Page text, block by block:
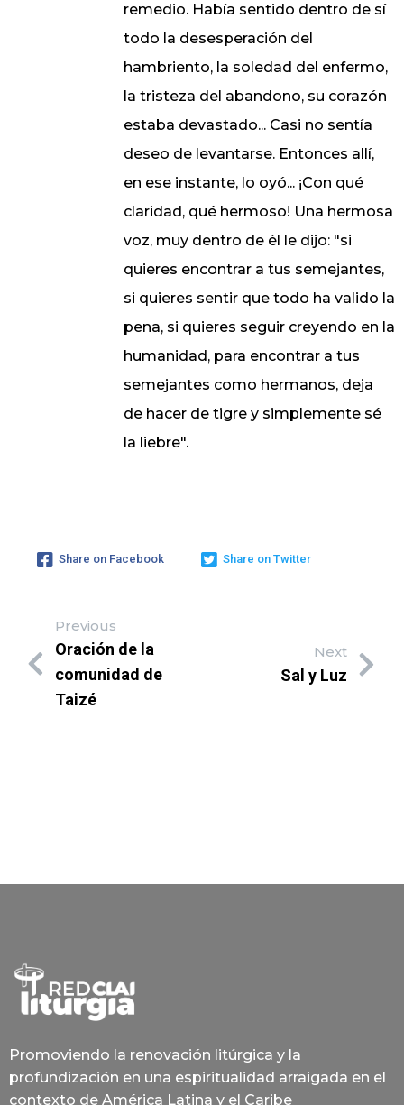
remedio. Había sentido dentro de sí
todo la desesperación del
hambriento, la soledad del enfermo,
la tristeza del abandono, su corazón
estaba devastado... Casi no sentía
deseo de levantarse. Entonces allí,
en ese instante, lo oyó... ¡Con qué
claridad, qué hermoso! Una hermosa
voz, muy dentro de él le dijo: "si
quieres encontrar a tus semejantes,
si quieres sentir que todo ha valido la
pena, si quieres seguir creyendo en la
humanidad, para encontrar a tus
semejantes como hermanos, deja
de hacer de tigre y simplemente sé
la liebre".
Share on Facebook Share on Twitter
Previous
Oración de la
comunidad de
Taizé
Next
Sal y Luz
Promoviendo la renovación litúrgica y la
profundización en una espiritualidad arraigada en el
contexto de América Latina y el Caribe